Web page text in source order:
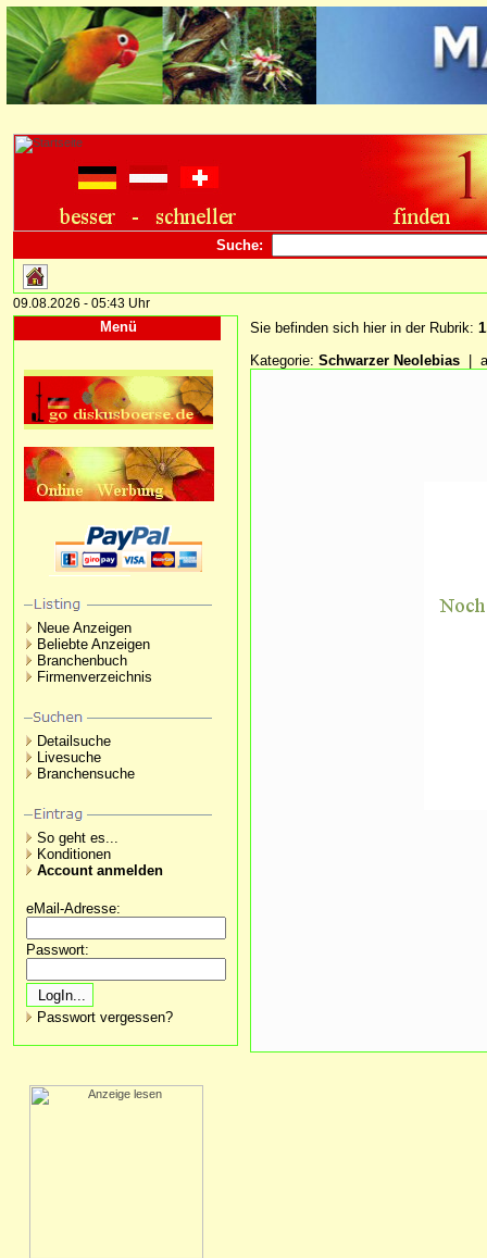
Suche:
09.08.2026 - 05:43 Uhr
Menü
Neue Anzeigen
Beliebte Anzeigen
Branchenbuch
Firmenverzeichnis
Detailsuche
Livesuche
Branchensuche
So geht es...
Konditionen
Account anmelden
eMail-Adresse:
Passwort:
Passwort vergessen?
Sie befinden sich hier in der Rubrik:
Kategorie: Schwarzer Neolebias |